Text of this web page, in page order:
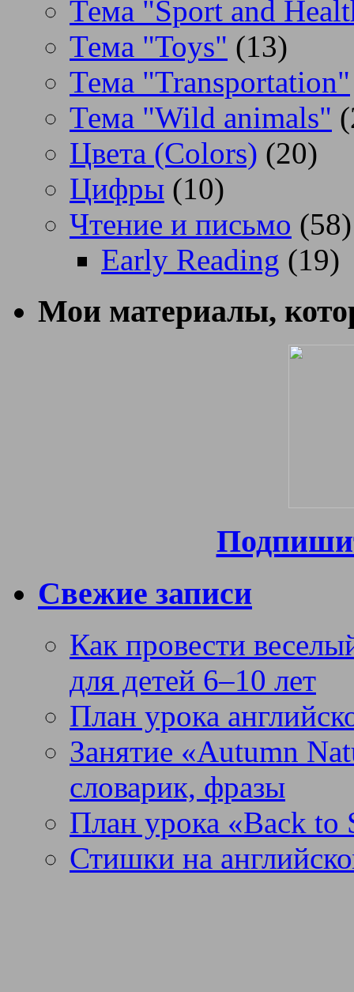
Тема "Sport and
Тема "Toys" (13)
Тема "Transportation"
Тема "Wild animals"
Цвета (Colors) (20)
Цифры (10)
Чтение и письмо (58)
Early Reading (19)
Мои материалы,
Свежие записи
Как провести
для детей 6–10 лет
План урока
Занятие «Autumn
словарик, фразы
План урока «Back to
Стишки на